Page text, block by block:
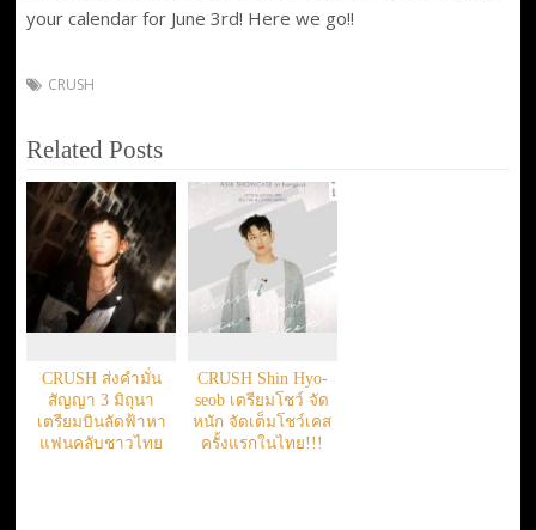
your calendar for June 3rd! Here we go!!
CRUSH
Related Posts
CRUSH ส่งคำมั่น
สัญญา 3 มิถุนา
เตรียมบินลัดฟ้าหา
แฟนคลับชาวไทย
CRUSH Shin Hyo-
seob เตรียมโชว์ จัด
หนัก จัดเต็มโชว์เคส
ครั้งแรกในไทย!!!